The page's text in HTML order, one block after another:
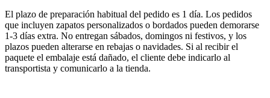
El plazo de preparación habitual del pedido es 1 día. Los pedidos
que incluyen zapatos personalizados o bordados pueden demorarse
1-3 días extra. No entregan sábados, domingos ni festivos, y los
plazos pueden alterarse en rebajas o navidades. Si al recibir el
paquete el embalaje está dañado, el cliente debe indicarlo al
transportista y comunicarlo a la tienda.